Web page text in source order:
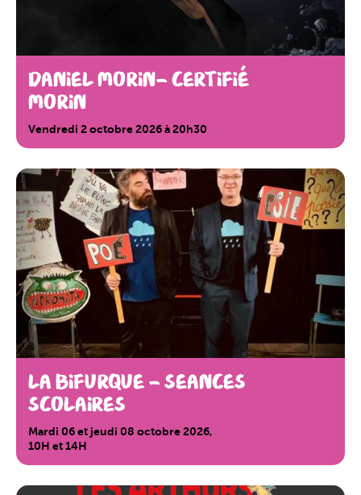
DANIEL MORIN- Certifié
Morin
Vendredi 2 octobre 2026 à 20h30
LA BIFURQUE – SEANCES
SCOLAIRES
Mardi 06 et jeudi 08 octobre 2026,
10H et 14H